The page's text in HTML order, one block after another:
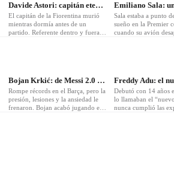
Davide Astori: capitán eterno de la Fiore
El capitán de la Fiorentina murió
mientras dormía antes de un
partido. Referente dentro y fuera
Sala estaba a punto
sueño en la Premier
cuando su avión
Bojan Krkić: de Messi 2.0 a trotamundos
Rompe récords en el Barça, pero la
presión, lesiones y la ansiedad le
frenaron. Bojan acabó jugando en
Debutó con 14 años
lo llamaban el
nunca cumplió las